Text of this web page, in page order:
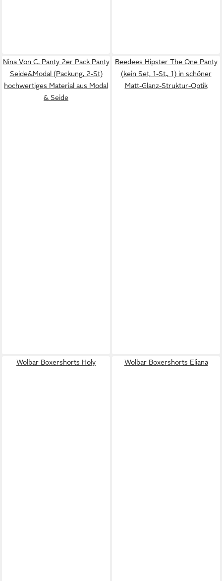
Nina Von C. Panty 2er Pack Panty
Seide&Modal (Packung, 2-St)
hochwertiges Material aus Modal
& Seide
Beedees Hipster The One Panty
(kein Set, 1-St., 1) in schöner
Matt-Glanz-Struktur-Optik
Wolbar Boxershorts Holy Wolbar Boxershorts Eliana